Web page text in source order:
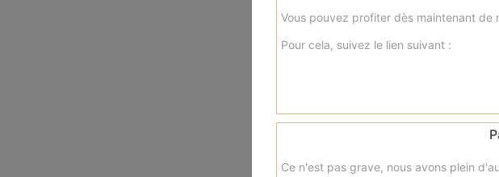
Base sauce
Base sauce
frais, olives
Vous pouvez profiter dès maintenant de
Pour cela, suivez le lien suivant :
Ce n'est pas grave, nous avons plein